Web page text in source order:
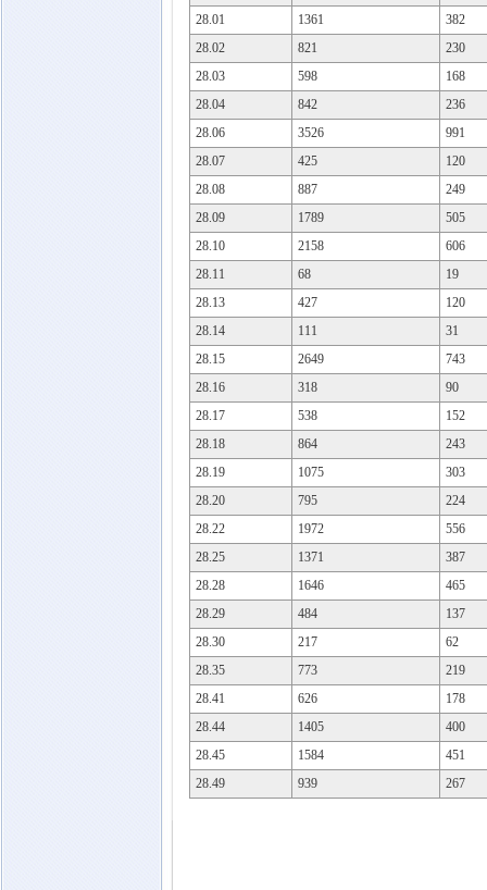
28.01
1361
382
28.02
821
230
28.03
598
168
28.04
842
236
28.06
3526
991
28.07
425
120
28.08
887
249
28.09
1789
505
28.10
2158
606
28.11
68
19
28.13
427
120
28.14
111
31
28.15
2649
743
28.16
318
90
28.17
538
152
28.18
864
243
28.19
1075
303
28.20
795
224
28.22
1972
556
28.25
1371
387
28.28
1646
465
28.29
484
137
28.30
217
62
28.35
773
219
28.41
626
178
28.44
1405
400
28.45
1584
451
28.49
939 267